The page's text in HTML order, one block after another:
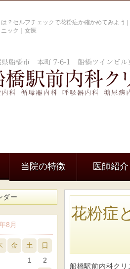
？セルフチェックで花粉症か確かめてみよう
ック｜女医
当院の特徴 医師紹介
花粉症
船橋駅前内科クリ
ダー
8月
金 土
日
1
2